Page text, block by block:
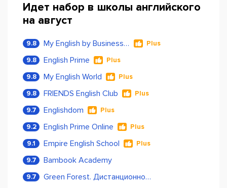
Идет набор в школы английского
на август
9.8 My English by Business Language Plus
9.8 English Prime Plus
9.8 My English World Plus
9.8 FRIENDS English Club Plus
9.7 Englishdom Plus
9.2 English Prime Online Plus
9.1 Empire English School Plus
9.7 Bambook Academy
9.7 Green Forest. Дистанционное обучение